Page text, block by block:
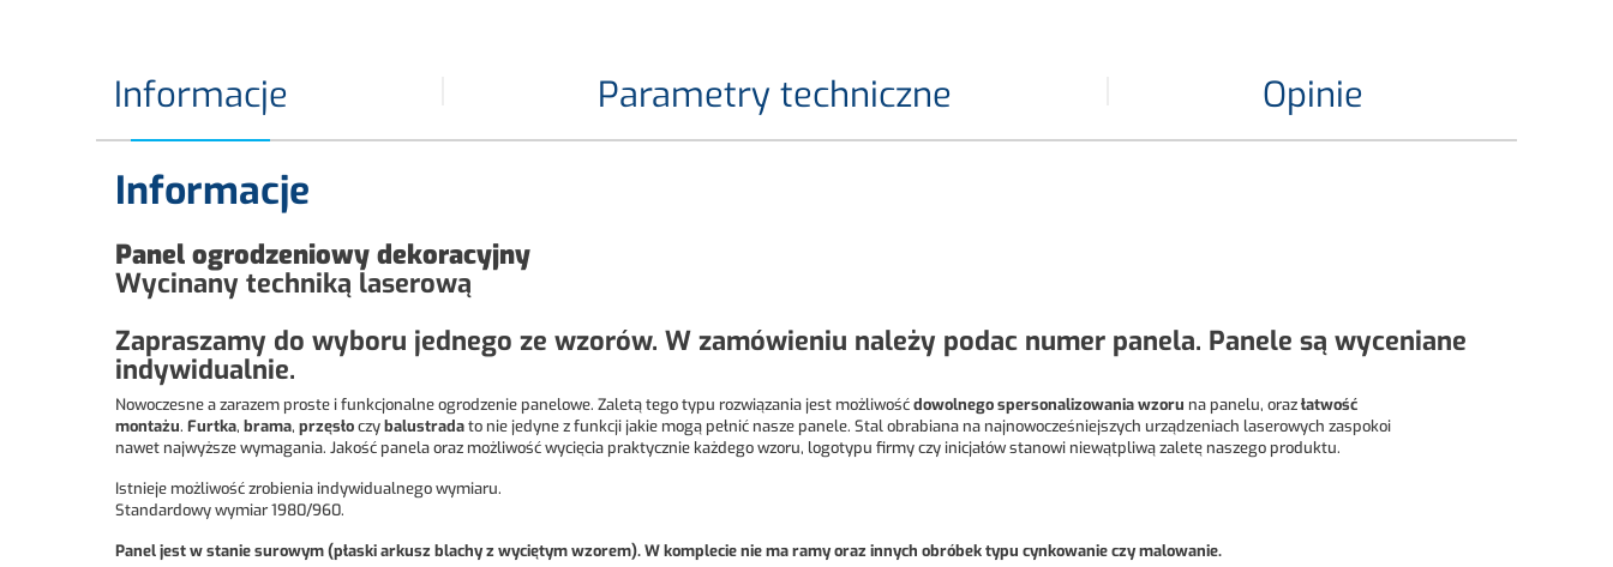
Informacje Parametry techniczne Opinie
Informacje
Panel ogrodzeniowy dekoracyjny
Wycinany techniką laserową
Zapraszamy do wyboru jednego ze wzorów. W zamówieniu należy podac numer panela. Panele są wyceniane
indywidualnie.
Nowoczesne a zarazem proste i funkcjonalne ogrodzenie panelowe. Zaletą tego typu rozwiązania jest możliwośćdowolnego spersonalizowania wzoru na panelu, orazłatwość
montażu. Furtka, brama, przęsłoczybalustradato nie jedyne z funkcji jakie mogą pełnić nasze panele. Stal obrabiana na najnowocześniejszych urządzeniach laserowych zaspokoi
nawet najwyższe wymagania. Jakość panela oraz możliwość wycięcia praktycznie każdego wzoru, logotypu firmy czy inicjałów stanowi niewątpliwą zaletę naszego produktu.
Istnieje możliwość zrobienia indywidualnego wymiaru.
Standardowy wymiar 1980/960.
Panel jest w stanie surowym (płaski arkusz blachy z wyciętym wzorem). W komplecie nie ma ramy oraz innych obróbek typu cynkowanie czy malowanie.